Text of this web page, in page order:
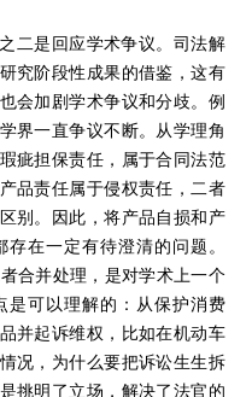
是回应学术争议。司法解
究阶段性成果的借鉴，这有
会加剧学术争议和分歧。例
界一直争议不断。从学理角
疵担保责任，属于合同法范
品责任属于侵权责任，二者
别。因此，将产品自损和产
在一定有待澄清的问题。
合并处理，是对学术上一个
是可以理解的：从保护消费
并起诉维权，比如在机动车
况，为什么要把诉讼生生拆
挑明了立场，解决了法官的